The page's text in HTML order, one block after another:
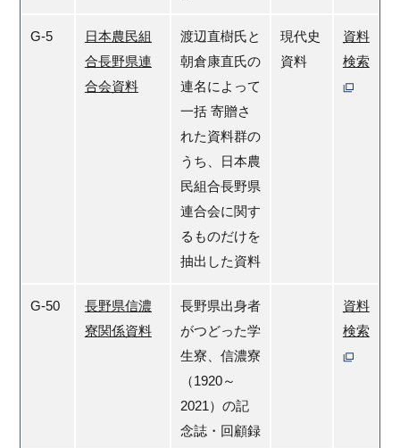
G-5
日本農民組
合長野県連
合会資料
渡辺直樹氏と
朝倉康直氏の
連名によって
一括 寄贈さ
れた資料群の
うち、日本農
民組合長野県
連合会に関す
るものだけを
抽出した資料
現代史
資料
資料
検索
G-50
長野県信濃
寮関係資料
長野県出身者
がつどった学
生寮、信濃寮
（1920～
2021）の記
念誌・回顧録
資料
検索